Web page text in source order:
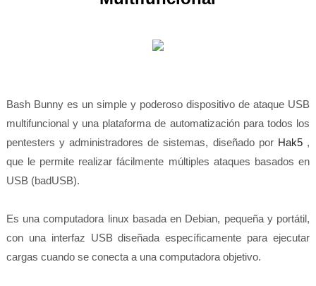
Bash Bunny es un simple y poderoso dispositivo de ataque USB
multifuncional y una plataforma de automatización para todos los
pentesters y administradores de sistemas, diseñado por Hak5,
que le permite realizar fácilmente múltiples ataques basados ​​en
USB (badUSB).
Es una computadora linux basada en Debian, pequeña y portátil,
con una interfaz USB diseñada específicamente para ejecutar
cargas cuando se conecta a una computadora objetivo.